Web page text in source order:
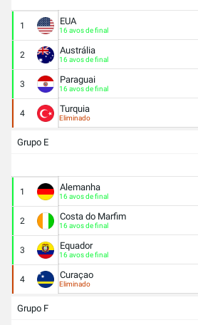
1 EUA
16 avos de final
2 Austrália
16 avos de final
3 Paraguai
16 avos de final
4 Turquia
Eliminado
Grupo E
1 Alemanha
16 avos de final
2 Costa do Marfim
16 avos de final
3 Equador
16 avos de final
4 Curaçao
Eliminado
Grupo F